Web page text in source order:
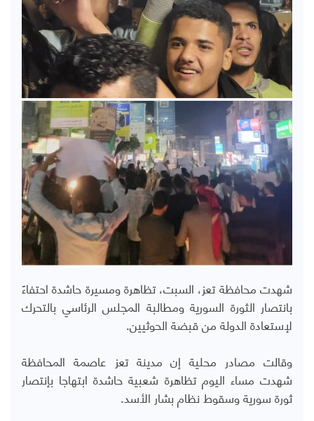
شهدت محافظة تعز، السبت، تظاهرة ومسيرة حاشدة احتفاءً
بانتصار الثورة السورية ومطالبة المجلس الرئاسي بالتحرك
لإستعادة الدولة من قبضة الحوثيين.
وقالت مصادر محلية إن مدينة تعز عاصمة المحافظة
شهدت مساء اليوم تظاهرة شعبية حاشدة ابتهاجا بإنتصار
ثورة سورية وسقوط نظام بشار الأسد.